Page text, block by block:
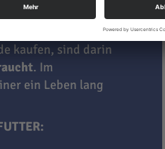
kaufen, sind darin
. Im
ein Leben lang